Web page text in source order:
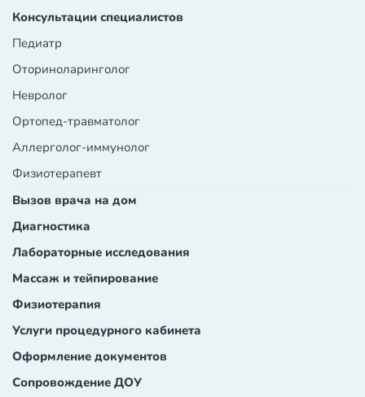
Консультации специалистов
Педиатр
Оториноларинголог
Невролог
Ортопед-травматолог
Аллерголог-иммунолог
Физиотерапевт
Вызов врача на дом
Диагностика
Лабораторные исследования
Массаж и тейпирование
Физиотерапия
Услуги процедурного кабинета
Оформление документов
Сопровождение ДОУ